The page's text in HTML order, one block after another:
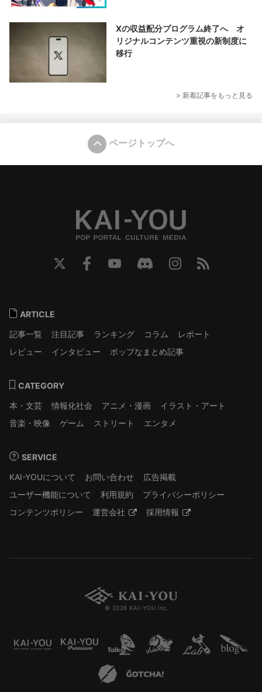
Xの収益配分プログラム終了へ オ
リジナルコンテンツ重視の新制度に
移行
> 新着記事をもっと見る
ページトップへ
ARTICLE
記事一覧
注目記事 ランキング コラム
レポート
レビュー
インタビュー ポップなまとめ記事
CATEGORY
本・文芸
情報化社会 アニメ・漫画
イラスト・アート
音楽・映像
ゲーム ストリート エンタメ
SERVICE
KAI-YOUについて
お問い合わせ
広告掲載
ユーザー機能について
利用規約
プライバシーポリシー
コンテンツポリシー
運営会社 採用情報
© 2026 KAI-YOU inc.